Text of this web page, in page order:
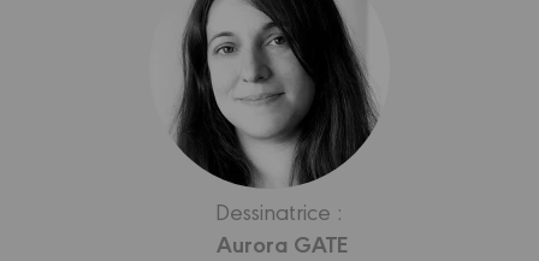
Dessinatrice :
Aurora GATE